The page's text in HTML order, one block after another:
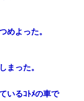
めよった。
まった。
いるｺﾄﾒの車で